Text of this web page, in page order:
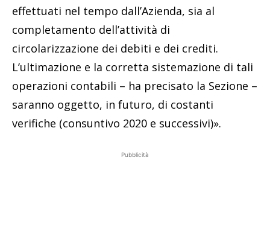
effettuati nel tempo dall’Azienda, sia al
completamento dell’attività di
circolarizzazione dei debiti e dei crediti.
L’ultimazione e la corretta sistemazione di tali
operazioni contabili – ha precisato la Sezione –
saranno oggetto, in futuro, di costanti
verifiche (consuntivo 2020 e successivi)».
Pubblicità